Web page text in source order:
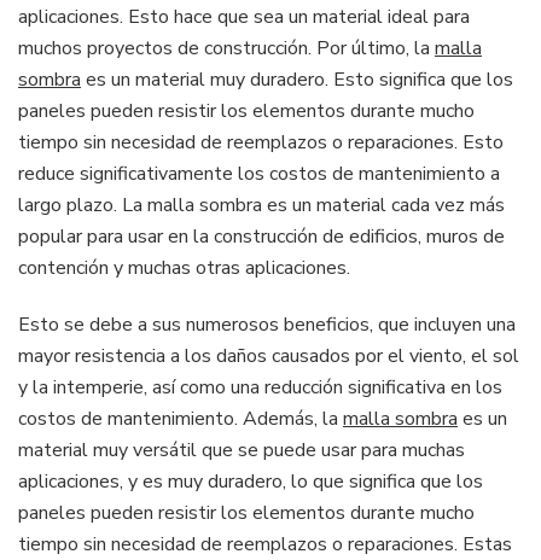
aplicaciones. Esto hace que sea un material ideal para
muchos proyectos de construcción. Por último, la malla
sombra es un material muy duradero. Esto significa que los
paneles pueden resistir los elementos durante mucho
tiempo sin necesidad de reemplazos o reparaciones. Esto
reduce significativamente los costos de mantenimiento a
largo plazo. La malla sombra es un material cada vez más
popular para usar en la construcción de edificios, muros de
contención y muchas otras aplicaciones.
Esto se debe a sus numerosos beneficios, que incluyen una
mayor resistencia a los daños causados por el viento, el sol
y la intemperie, así como una reducción significativa en los
costos de mantenimiento. Además, la malla sombra es un
material muy versátil que se puede usar para muchas
aplicaciones, y es muy duradero, lo que significa que los
paneles pueden resistir los elementos durante mucho
tiempo sin necesidad de reemplazos o reparaciones. Estas